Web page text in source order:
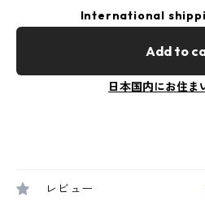
International
Add to
日本国内にお住ま
レビュー